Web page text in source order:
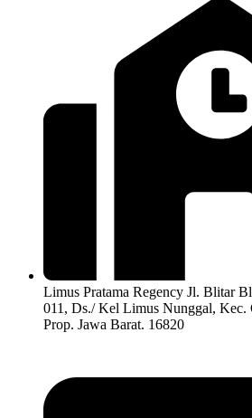
Limus Pratama Regency Jl. Blitar
011, Ds./ Kel Limus Nunggal, Kec.
Prop. Jawa Barat. 16820